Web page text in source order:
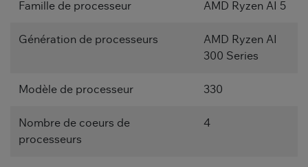
Famille de processeur AMD Ryzen AI 5
Génération de processeurs
AMD Ryzen AI
300 Series
Modèle de processeur 330
Nombre de coeurs de
processeurs
4